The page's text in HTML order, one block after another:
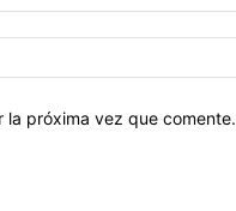
la próxima vez que comente.